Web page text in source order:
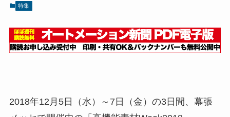
特集
2018年12月5日（水）～7日（金）の3日間、幕張